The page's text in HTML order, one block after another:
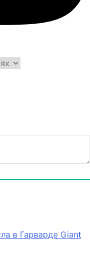
в Гарварде Giant